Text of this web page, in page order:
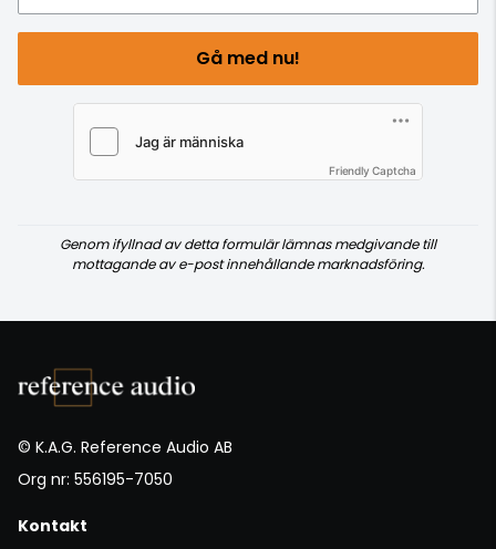
Gå med nu!
Friendly Captcha
Genom ifyllnad av detta formulär lämnas medgivande till
mottagande av e-post innehållande marknadsföring.
© K.A.G. Reference Audio AB
Org nr: 556195-7050
Kontakt